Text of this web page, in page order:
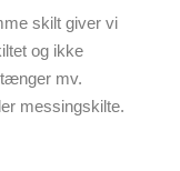
skilt giver vi
og ikke
mv.
messingskilte.